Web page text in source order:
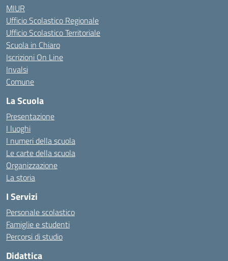
MIUR
Ufficio Scolastico Regionale
Ufficio Scolastico Territoriale
Scuola in Chiaro
Iscrizioni On Line
Invalsi
Comune
La Scuola
Presentazione
I luoghi
I numeri della scuola
Le carte della scuola
Organizzazione
La storia
I Servizi
Personale scolastico
Famiglie e studenti
Percorsi di studio
Didattica